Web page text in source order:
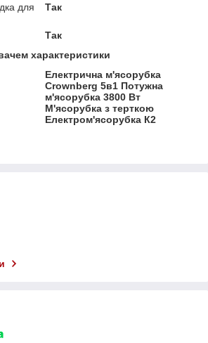
для
Так
Так
характеристики
Електрична м'ясорубка
Crownberg 5в1 Потужна
м'ясорубка 3800 Вт
М'ясорубка з терткою
Електром'ясорубка К2